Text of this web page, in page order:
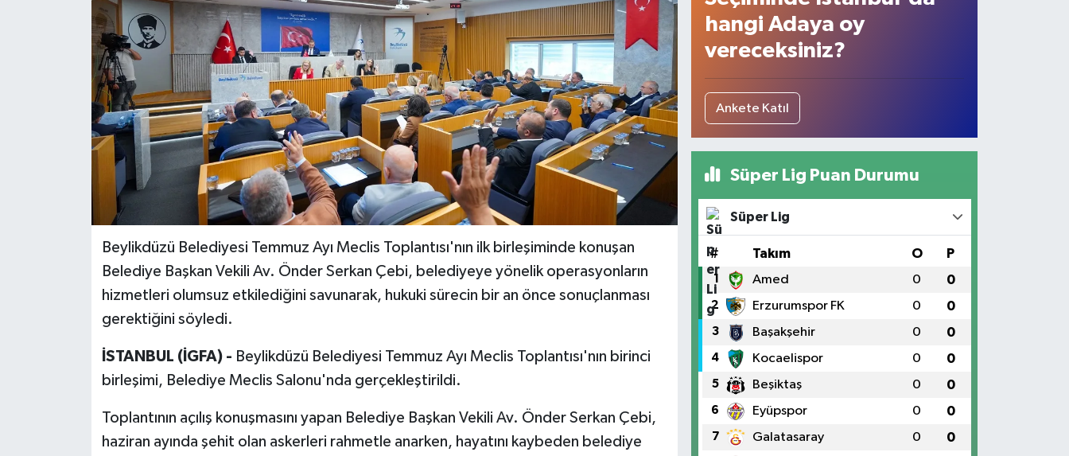
Beylikdüzü Belediyesi Temmuz Ayı Meclis Toplantısı'nın ilk birleşiminde konuşan
Belediye Başkan Vekili Av. Önder Serkan Çebi, belediyeye yönelik operasyonların
hizmetleri olumsuz etkilediğini savunarak, hukuki sürecin bir an önce sonuçlanması
gerektiğini söyledi.
İSTANBUL (İGFA) - Beylikdüzü Belediyesi Temmuz Ayı Meclis Toplantısı'nın birinci
birleşimi, Belediye Meclis Salonu'nda gerçekleştirildi.
Toplantının açılış konuşmasını yapan Belediye Başkan Vekili Av. Önder Serkan Çebi,
haziran ayında şehit olan askerleri rahmetle anarken, hayatını kaybeden belediye
hangi Adaya oy
vereceksiniz?
Ankete Katıl
Süper Lig Puan Durumu
Süper Lig
# Takım O P
1 Amed 0 0
2 Erzurumspor FK 0 0
3 Başakşehir 0 0
4 Kocaelispor 0 0
5 Beşiktaş 0 0
6 Eyüpspor 0 0
7 Galatasaray 0 0